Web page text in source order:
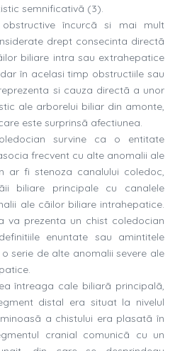
semnificativã (3).
încurcã si mai mult
drept consecinta directã
biliare intra sau extrahepatice
în acelasi timp obstructiile sau
si cauza directã a unor
ale arborelui biliar din amonte,
este surprinsã afectiunea.
survine ca o entitate
frecvent cu alte anomalii ale
ar fi stenoza canalului coledoc,
biliare principale cu canalele
ale cãilor biliare intrahepatice.
va prezenta un chist coledocian
enuntate sau amintitele
serie de alte anomalii severe ale
întreaga cale biliarã principalã,
distal era situat la nivelul
a chistului era plasatã în
cranial comunicã cu un